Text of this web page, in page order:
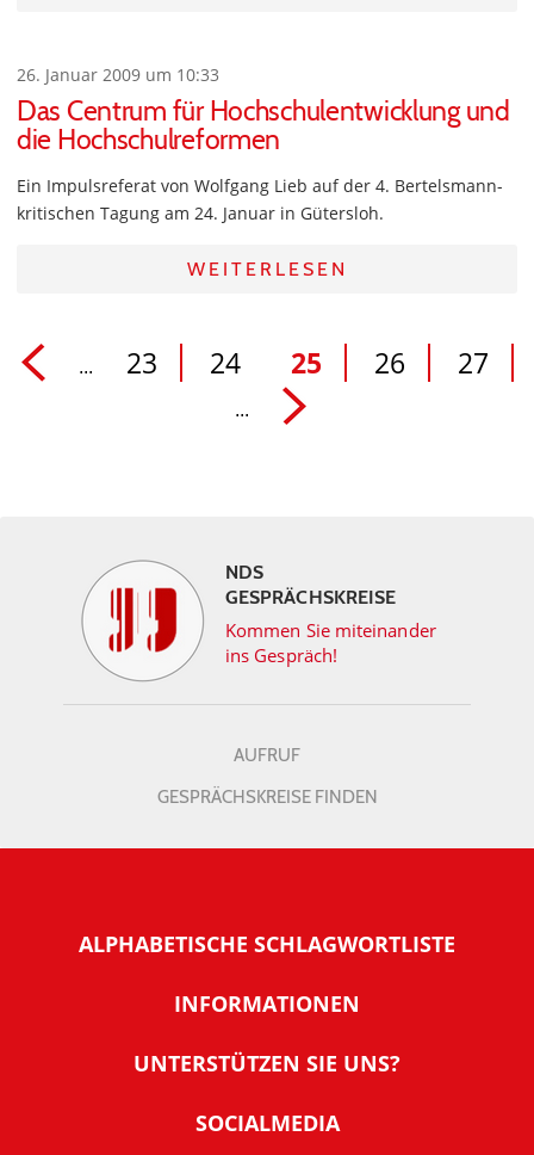
26. Januar 2009 um 10:33
Das Centrum für Hochschulentwicklung und
die Hochschulreformen
Ein Impulsreferat von Wolfgang Lieb auf der 4. Bertelsmann-
kritischen Tagung am 24. Januar in Gütersloh.
WEITERLESEN
... 23 24 25 26 27
...
NDS
GESPRÄCHSKREISE
Kommen Sie miteinander
ins Gespräch!
AUFRUF
GESPRÄCHSKREISE FINDEN
ALPHABETISCHE SCHLAGWORTLISTE
INFORMATIONEN
Warum NachDenkSeiten
Tipps zur Nutzung der NachDenkSeiten
UNTERSTÜTZEN SIE UNS?
SOCIALMEDIA